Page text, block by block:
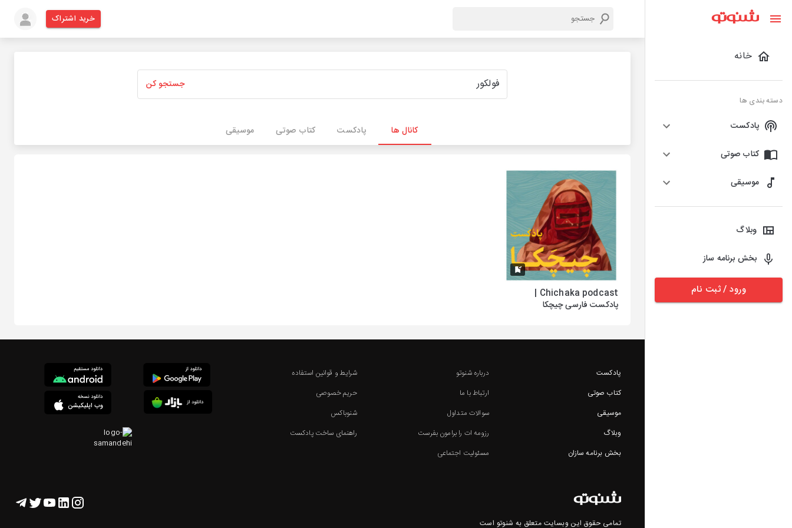
خانه
دسته بندی ها
پادکست
کتاب صوتی
موسیقی
وبلاگ
بخش برنامه ساز
ورود / ثبت نام
خرید اشتراک
جستجو کن
کانال ها پادکست کتاب صوتی موسیقی
Chichaka podcast |
پادکست فارسی چیچکا
پادکست
کتاب صوتی
موسیقی
وبلاگ
بخش برنامه سازان
درباره شنوتو
ارتباط با ما
سوالات متداول
رزومه ات را برامون بفرست
مسئولیت اجتماعی
شرایط و قوانین استفاده
حریم خصوصی
شنوباکس
راهنمای ساخت پادکست
تمامی حقوق این وبسایت متعلق به شنوتو است